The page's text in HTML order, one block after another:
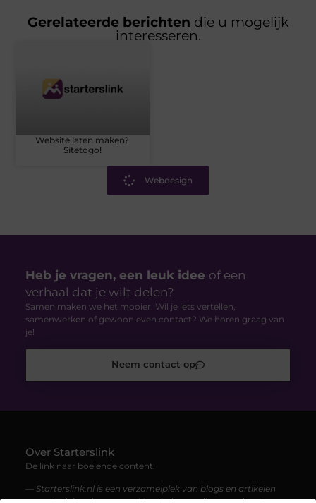
Gerelateerde berichten die u mogelijk
interesseren.
Website laten maken?
Sitetogo!
Webdesign
Heb je vragen, een leuk idee of een
verhaal dat je wilt delen?
Samen maken we het mooier. Wil je iets vertellen,
samenwerken of gewoon even contact? We horen graag van
je!
Neem contact op
Over Starterslink
De link naar boeiende content.
— Starterslink.nl is een verzamelplek van blogs en artikelen